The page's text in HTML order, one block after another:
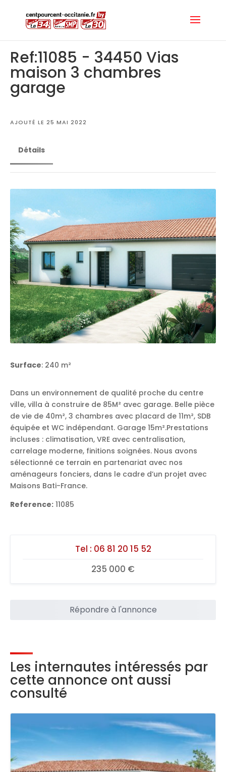
Ref:11085 - 34450 Vias
maison 3 chambres
garage
AJOUTÉ LE 25 MAI 2022
Détails
Surface: 240 m²
Dans un environnement de qualité proche du centre
ville, villa à construire de 85M² avec garage. Belle pièce
de vie de 40m², 3 chambres avec placard de 11m², SDB
équipée et WC indépendant. Garage 15m².Prestations
incluses : climatisation, VRE avec centralisation,
carrelage moderne, finitions soignées. Nous avons
sélectionné ce terrain en partenariat avec nos
aménageurs fonciers, dans le cadre d’un projet avec
Maisons Bati-France.
Reference: 11085
Tel : 06 81 20 15 52
235 000 €
Répondre à l'annonce
Les internautes intéressés par
cette annonce ont aussi
consulté